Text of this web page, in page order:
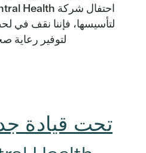
لتأسيسها، فإننا نقف في
لتوفير رعاية
تحت قيادة